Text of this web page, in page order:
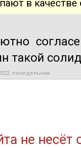
в
такой
понедельник
не